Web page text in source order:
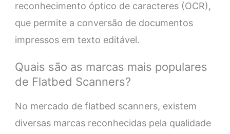
reconhecimento óptico de caracteres (OCR),
que permite a conversão de documentos
impressos em texto editável.
Quais são as marcas mais populares
de Flatbed Scanners?
No mercado de flatbed scanners, existem
diversas marcas reconhecidas pela qualidade